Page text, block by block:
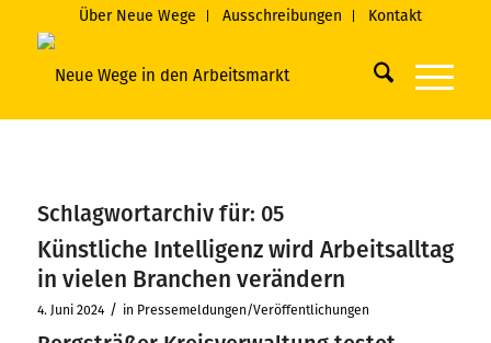
Über Neue Wege Ausschreibungen Kontakt
Schlagwortarchiv für: 05
Künstliche Intelligenz wird Arbeitsalltag
in vielen Branchen verändern
4. Juni 2024 / in Pressemeldungen/Veröffentlichungen